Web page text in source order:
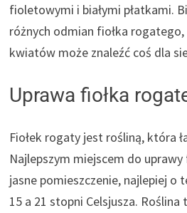
fioletowymi i białymi płatkami.
różnych odmian fiołka rogatego,
kwiatów może znaleźć coś dla
Uprawa fiołka
Fiołek rogaty jest rośliną, która
Najlepszym miejscem do
jasne pomieszczenie, najlepiej o
15 a 21 stopni Celsjusza.